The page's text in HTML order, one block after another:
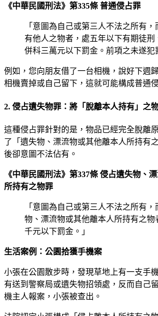
《中華民國刑法》第335條 普通侵占罪
「意圖為自己或第三人不法之所有
有他人之物者，處五年以下有期徒刑
併科三萬元以下罰金。前項之未遂犯
例如，您向朋友借了一台相機，說好下週
相機賣掉或自己留下，這就可能構成普通
2. 侵占遺失物罪：將「脫離本人持有」之
這種侵占罪針對的是，物品已經完全脫離
了「遺失物、漂流物或其他離本人所持有
後卻意圖不法佔有。
《中華民國刑法》第337條 侵占遺失物、
所持有之物罪
「意圖為自己或第三人不法之所有
物、漂流物或其他離本人所持有之物
千元以下罰金。」
生活案例：公園拾獲手機案
小張在公園散步時，發現草地上有一支手
有送到警察局或遺失物招領處，反而自己
機主人報案，小張被查出。